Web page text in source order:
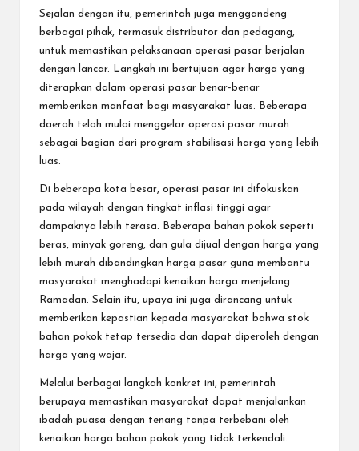
Sejalan dengan itu, pemerintah juga menggandeng
berbagai pihak, termasuk distributor dan pedagang,
untuk memastikan pelaksanaan operasi pasar berjalan
dengan lancar. Langkah ini bertujuan agar harga yang
diterapkan dalam operasi pasar benar-benar
memberikan manfaat bagi masyarakat luas. Beberapa
daerah telah mulai menggelar operasi pasar murah
sebagai bagian dari program stabilisasi harga yang lebih
luas.
Di beberapa kota besar, operasi pasar ini difokuskan
pada wilayah dengan tingkat inflasi tinggi agar
dampaknya lebih terasa. Beberapa bahan pokok seperti
beras, minyak goreng, dan gula dijual dengan harga yang
lebih murah dibandingkan harga pasar guna membantu
masyarakat menghadapi kenaikan harga menjelang
Ramadan. Selain itu, upaya ini juga dirancang untuk
memberikan kepastian kepada masyarakat bahwa stok
bahan pokok tetap tersedia dan dapat diperoleh dengan
harga yang wajar.
Melalui berbagai langkah konkret ini, pemerintah
berupaya memastikan masyarakat dapat menjalankan
ibadah puasa dengan tenang tanpa terbebani oleh
kenaikan harga bahan pokok yang tidak terkendali.